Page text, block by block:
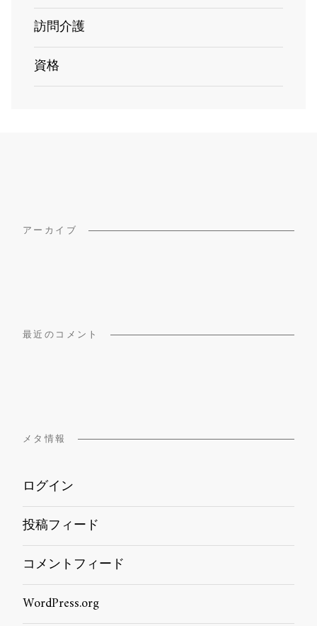
訪問介護
資格
アーカイブ
最近のコメント
メタ情報
ログイン
投稿フィード
コメントフィード
WordPress.org